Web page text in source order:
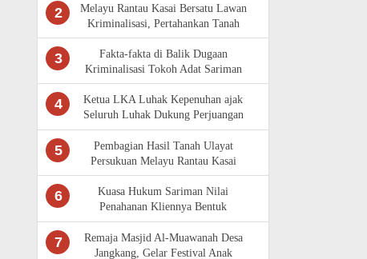
2
Melayu Rantau Kasai Bersatu Lawan
Kriminalisasi, Pertahankan Tanah
Ulayat
3
Fakta-fakta di Balik Dugaan
Kriminalisasi Tokoh Adat Sariman
Siregar
4
Ketua LKA Luhak Kepenuhan ajak
Seluruh Luhak Dukung Perjuangan
Masyarakat Adat Rantau Kasai
5
Pembagian Hasil Tanah Ulayat
Persukuan Melayu Rantau Kasai
Sempat Diwarnai Kericuhan
6
Kuasa Hukum Sariman Nilai
Penahanan Kliennya Bentuk
Kriminalisasi,Bantah Isu Tunggangan
LAM Riau
7
Remaja Masjid Al-Muawanah Desa
Jangkang, Gelar Festival Anak